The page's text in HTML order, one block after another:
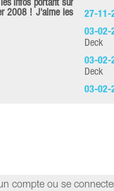
infos portant sur
2008 ! J'aime les
27-11-
03-02-
Deck
03-02-
Deck
03-02-
compte ou se